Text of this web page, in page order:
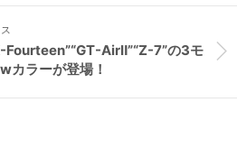
Fourteen”“GT-AirⅡ”“Z-7”の3モ
カラーが登場！